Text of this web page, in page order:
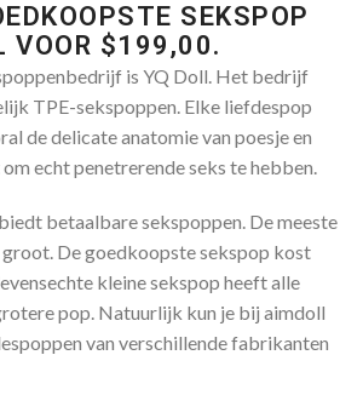
SEKSPOP
VOOR $199,00.
is YQ Doll. Het bedrijf
TPE-sekspoppen. Elke liefdespop
de delicate anatomie van poesje en
echt penetrerende seks te hebben.
betaalbare sekspoppen. De meeste
De goedkoopste sekspop kost
kleine sekspop heeft alle
pop. Natuurlijk kun je bij aimdoll
van verschillende fabrikanten